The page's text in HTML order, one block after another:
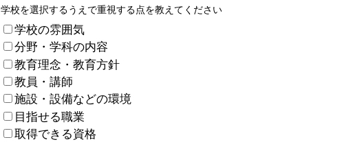
学校を選択するうえで重視する点を教えてください
学校の雰囲気
分野・学科の内容
教育理念・教育方針
教員・講師
施設・設備などの環境
目指せる職業
取得できる資格